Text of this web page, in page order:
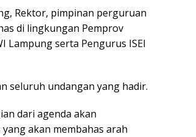
Rektor, pimpinan perguruan
di lingkungan Pemprov
Lampung serta Pengurus ISEI
seluruh undangan yang hadir.
dari agenda akan
akan membahas arah